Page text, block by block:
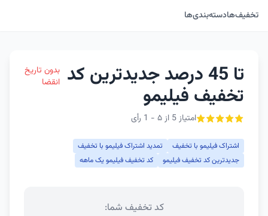
تخفیف‌هادسته‌بندی‌ها
تا 45 درصد جدیدترین کد
تخفیف فیلیمو
امتیاز 5 از ۵ - 1 رأی
بدون تاریخ
انقضا
اشتراک فیلیمو با تخفیف
تمدید اشتراک فیلیمو با تخفیف
جدیدترین کد تخفیف فیلیمو
کد تخفیف فیلیمو یک ماهه
کد تخفیف شما: